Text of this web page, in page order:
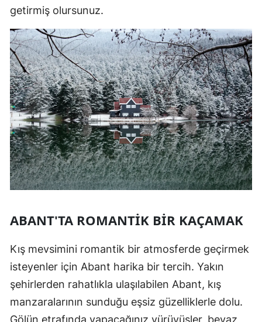
getirmiş olursunuz.
ABANT'TA ROMANTIK BIR KAÇAMAK
Kış mevsimini romantik bir atmosferde geçirmek
isteyenler için Abant harika bir tercih. Yakın
şehirlerden rahatlıkla ulaşılabilen Abant, kış
manzaralarının sunduğu eşsiz güzelliklerle dolu.
Gölün etrafında yapacağınız yürüyüşler, beyaz